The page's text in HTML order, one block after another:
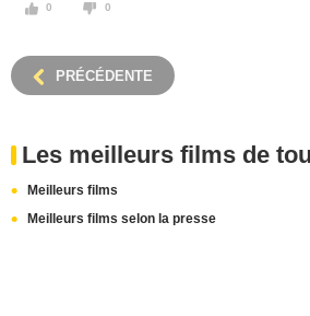
0 0
PRÉCÉDENTE
Les meilleurs films de
Meilleurs films
Meilleurs films selon la presse